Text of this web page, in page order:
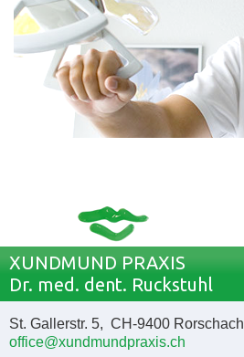
XUNDMUND PRAXIS
Dr. med. dent. Ruckstuhl
St. Gallerstr. 5, CH-9400 Rorschach
office@xundmundpraxis.ch